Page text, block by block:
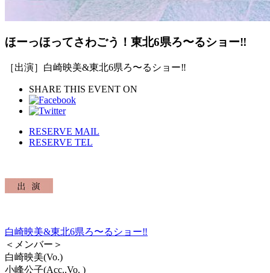
ほーっほってさわごう！東北6県ろ〜るショー‼︎
［出演］白崎映美&東北6県ろ〜るショー‼︎
SHARE THIS EVENT ON
RESERVE MAIL
RESERVE TEL
白崎映美&東北6県ろ〜るショー‼︎
＜メンバー＞
白崎映美(Vo.)
小峰公子(Acc.,Vo. )